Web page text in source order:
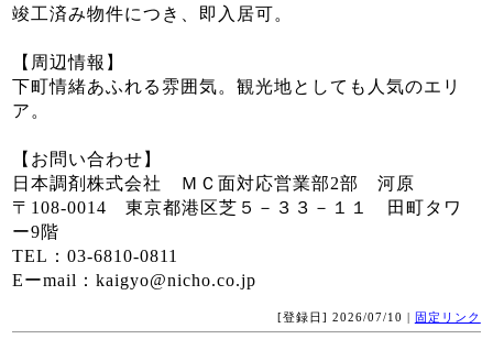
竣工済み物件につき、即入居可。
【周辺情報】
下町情緒あふれる雰囲気。観光地としても人気のエリ
ア。
【お問い合わせ】
日本調剤株式会社 ＭＣ面対応営業部2部 河原
〒108-0014 東京都港区芝５－３３－１１ 田町タワ
ー9階
TEL：03-6810-0811
Eーmail：kaigyo@nicho.co.jp
[登録日] 2026/07/10 | 固定リンク